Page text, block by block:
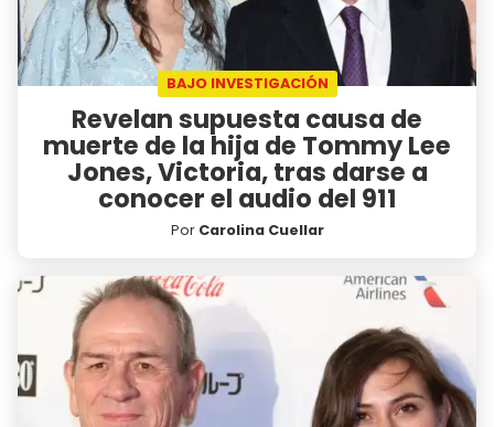
BAJO INVESTIGACIÓN
Revelan supuesta causa de
muerte de la hija de Tommy Lee
Jones, Victoria, tras darse a
conocer el audio del 911
Por Carolina Cuellar